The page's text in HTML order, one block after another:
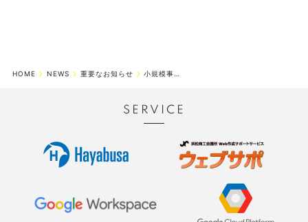
HOME NEWS 重要なお知らせ 小規模事業者持続化補助金コロナ特別対応型第５回受付締切分が新設されました！...
SERVICE